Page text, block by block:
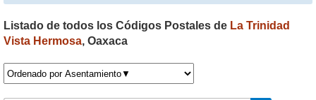
Listado de todos los Códigos Postales de La Trinidad
Vista Hermosa, Oaxaca